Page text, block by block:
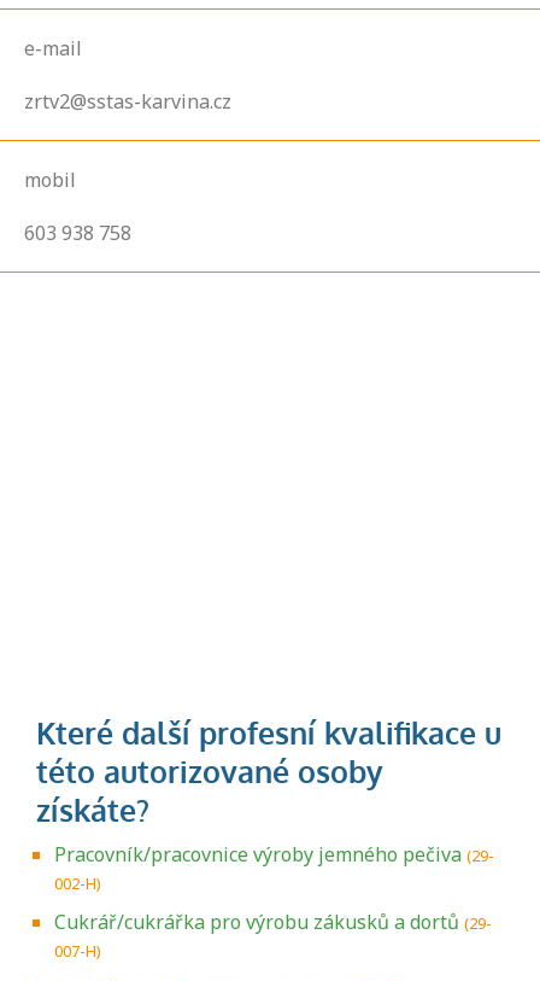
e-mail
zrtv2@sstas-karvina.cz
mobil
603 938 758
Pracovník/pracovnice výroby jemného pečiva (29-
002-H)
Cukrář/cukrářka pro výrobu zákusků a dortů (29-
007-H)